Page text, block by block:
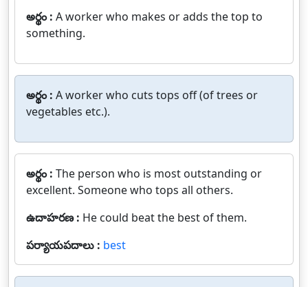
అర్థం : A worker who makes or adds the top to
something.
అర్థం : A worker who cuts tops off (of trees or
vegetables etc.).
అర్థం : The person who is most outstanding or
excellent. Someone who tops all others.
ఉదాహరణ : He could beat the best of them.
పర్యాయపదాలు : best